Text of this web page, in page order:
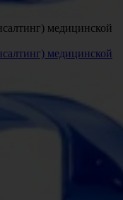
медицинской
медицинской